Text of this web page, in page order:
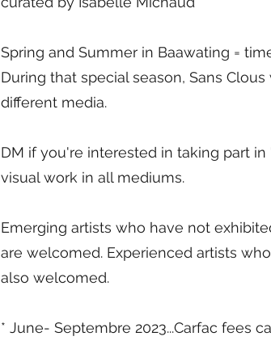
Spring and Summer in Baawating =
During that special season, Sans
different media.
DM if you're interested in taking part
visual work in all mediums.
Emerging artists who have not
are welcomed. Experienced artists
also welcomed.
* June- Septembre 2023...Carfac fees